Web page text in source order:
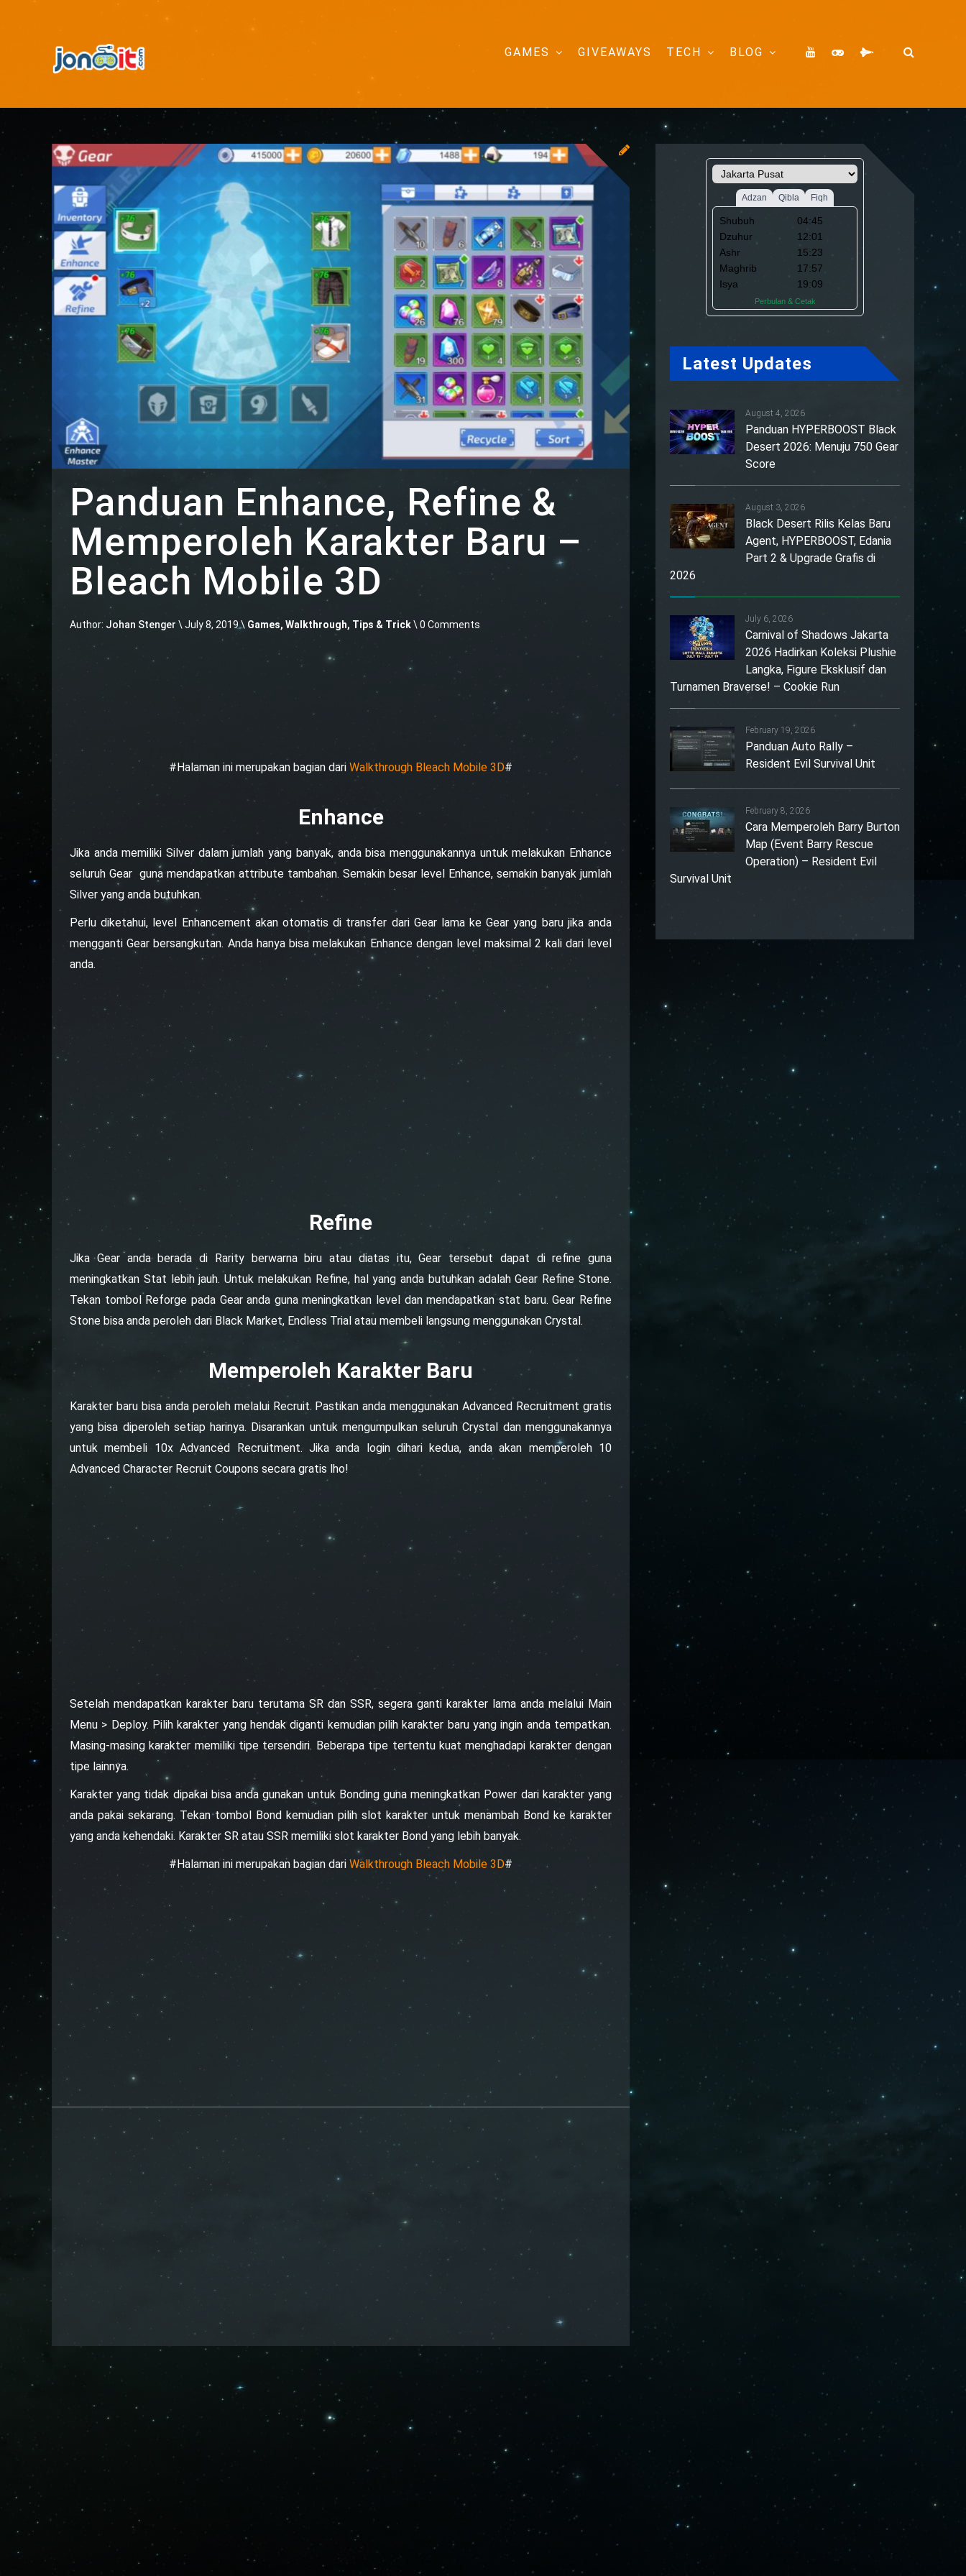
GAMES GIVEAWAYS TECH BLOG
Panduan Enhance, Refine &
Memperoleh Karakter Baru –
Bleach Mobile 3D
Author: Johan Stenger \July 8, 2019 \ Games, Walkthrough, Tips & Trick\ 0 Comments
#Halaman ini merupakan bagian dari Walkthrough Bleach Mobile 3D#
Enhance
Jika anda memiliki Silver dalam jumlah yang banyak, anda bisa menggunakannya untuk melakukan Enhance
seluruh Gear guna mendapatkan attribute tambahan. Semakin besar level Enhance, semakin banyak jumlah
Silver yang anda butuhkan.
Perlu diketahui, level Enhancement akan otomatis di transfer dari Gear lama ke Gear yang baru jika anda
mengganti Gear bersangkutan. Anda hanya bisa melakukan Enhance dengan level maksimal 2 kali dari level
anda.
Refine
Jika Gear anda berada di Rarity berwarna biru atau diatas itu, Gear tersebut dapat di refine guna
meningkatkan Stat lebih jauh. Untuk melakukan Refine, hal yang anda butuhkan adalah Gear Refine Stone.
Tekan tombol Reforge pada Gear anda guna meningkatkan level dan mendapatkan stat baru. Gear Refine
Stone bisa anda peroleh dari Black Market, Endless Trial atau membeli langsung menggunakan Crystal.
Memperoleh Karakter Baru
Karakter baru bisa anda peroleh melalui Recruit. Pastikan anda menggunakan Advanced Recruitment gratis
yang bisa diperoleh setiap harinya. Disarankan untuk mengumpulkan seluruh Crystal dan menggunakannya
untuk membeli 10x Advanced Recruitment. Jika anda login dihari kedua, anda akan memperoleh 10
Advanced Character Recruit Coupons secara gratis lho!
Setelah mendapatkan karakter baru terutama SR dan SSR, segera ganti karakter lama anda melalui Main
Menu > Deploy. Pilih karakter yang hendak diganti kemudian pilih karakter baru yang ingin anda tempatkan.
Masing-masing karakter memiliki tipe tersendiri. Beberapa tipe tertentu kuat menghadapi karakter dengan
tipe lainnya.
Karakter yang tidak dipakai bisa anda gunakan untuk Bonding guna meningkatkan Power dari karakter yang
anda pakai sekarang. Tekan tombol Bond kemudian pilih slot karakter untuk menambah Bond ke karakter
yang anda kehendaki. Karakter SR atau SSR memiliki slot karakter Bond yang lebih banyak.
#Halaman ini merupakan bagian dari Walkthrough Bleach Mobile 3D#
Latest Updates
August 4, 2026
Panduan HYPERBOOST Black
Desert 2026: Menuju 750 Gear
Score
August 3, 2026
Black Desert Rilis Kelas Baru
Agent, HYPERBOOST, Edania
Part 2 & Upgrade Grafis di
2026
July 6, 2026
Carnival of Shadows Jakarta
2026 Hadirkan Koleksi Plushie
Langka, Figure Eksklusif dan
Turnamen Braverse! – Cookie Run
February 19, 2026
Panduan Auto Rally –
Resident Evil Survival Unit
February 8, 2026
Cara Memperoleh Barry Burton
Map (Event Barry Rescue
Operation) – Resident Evil
Survival Unit